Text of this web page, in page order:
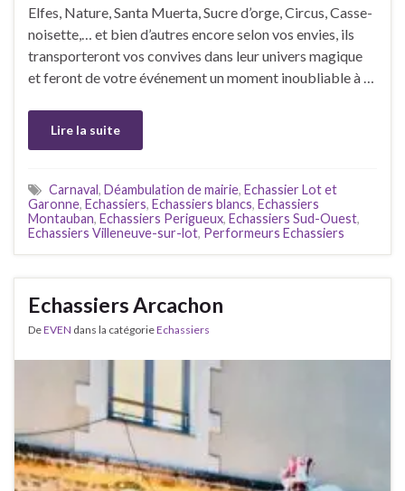
Elfes, Nature, Santa Muerta, Sucre d’orge, Circus, Casse-
noisette,… et bien d’autres encore selon vos envies, ils
transporteront vos convives dans leur univers magique
et feront de votre événement un moment inoubliable à …
Lire la suite
Carnaval, Déambulation de mairie, Echassier Lot et
Garonne, Echassiers, Echassiers blancs, Echassiers
Montauban, Echassiers Perigueux, Echassiers Sud-Ouest,
Echassiers Villeneuve-sur-lot, Performeurs Echassiers
Echassiers Arcachon
DeEVEN dans la catégorieEchassiers